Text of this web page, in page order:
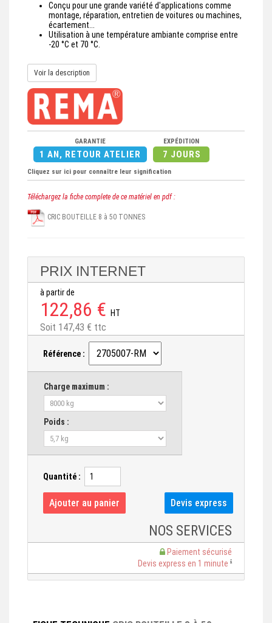
Conçu pour une grande variété d'applications comme
montage, réparation, entretien de voitures ou machines,
écartement...
Utilisation à une température ambiante comprise entre
-20 °C et 70 °C.
Voir la description
GARANTIE
1 AN, RETOUR ATELIER
EXPÉDITION
7 JOURS
Cliquez sur ici pour connaître leur signification
Téléchargez la fiche complete de ce matériel en pdf :
CRIC BOUTEILLE 8 à 50 TONNES
PRIX INTERNET
à partir de
122,86 € HT
Soit 147,43 € ttc
Référence :
Charge maximum :
Poids :
Quantité :
NOS SERVICES
Paiement sécurisé
Devis express en 1 minute